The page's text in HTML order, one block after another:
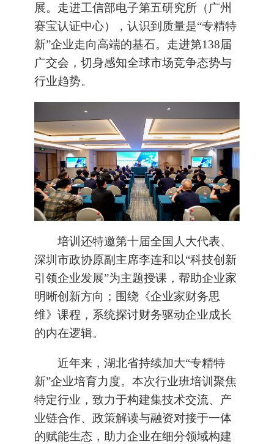
展。走进工信部电子第五研究所（广州
赛宝认证中心），认识到质量是“专精特
新”企业走向高端的基石。走进第138届
广交会，切身感知全球市场竞争态势与
行业趋势。
培训还特邀第十届全国人大代表、
深圳市政协原副主席李连和以“科技创新
引领企业发展”为主题授课，帮助企业家
明晰创新方向；围绕《企业家财务思
维》课程，系统探讨财务驱动企业成长
的内在逻辑。
近年来，湖北省持续加大“专精特
新”企业培育力度。本次行业班培训聚焦
特定行业，致力于构建集技术交流、产
业链合作、政策解读与融资对接于一体
的赋能生态，助力企业在细分领域构建